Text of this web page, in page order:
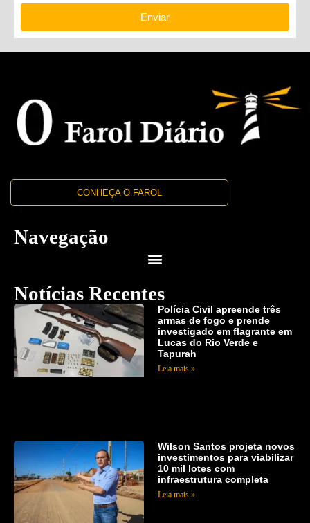
Enviar
CONHEÇA O FAROL
Navegação
Notícias Recentes
Polícia Civil apreende três
armas de fogo e prende
investigado em flagrante em
Lucas do Rio Verde e
Tapurah
Leia mais »
Wilson Santos projeta novos
investimentos para viabilizar
10 mil lotes com
infraestrutura completa
Leia mais »